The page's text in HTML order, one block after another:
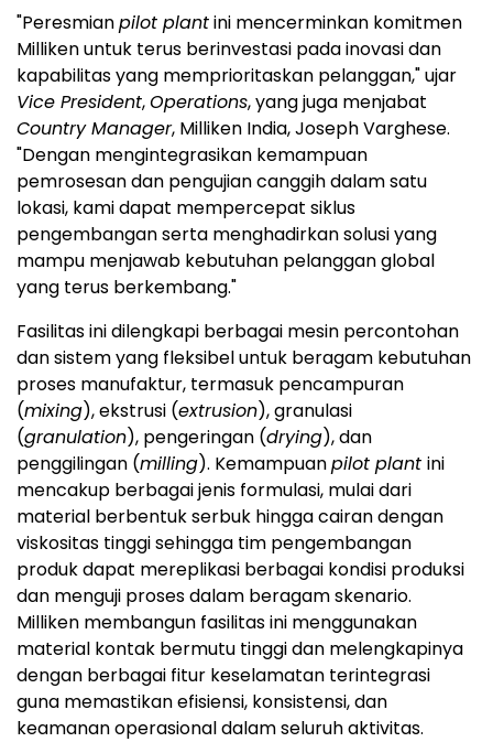
"Peresmianpilot plantini mencerminkan komitmen
Milliken untuk terus berinvestasi pada inovasi dan
kapabilitas yang memprioritaskan pelanggan," ujar
Vice President,Operations, yang juga menjabat
Country Manager, Milliken India, Joseph Varghese.
"Dengan mengintegrasikan kemampuan
pemrosesan dan pengujian canggih dalam satu
lokasi, kami dapat mempercepat siklus
pengembangan serta menghadirkan solusi yang
mampu menjawab kebutuhan pelanggan global
yang terus berkembang."
Fasilitas ini dilengkapi berbagai mesin percontohan
dan sistem yang fleksibel untuk beragam kebutuhan
proses manufaktur, termasuk pencampuran
(mixing), ekstrusi (extrusion), granulasi
(granulation), pengeringan (drying), dan
penggilingan (milling). Kemampuanpilot plant ini
mencakup berbagai jenis formulasi, mulai dari
material berbentuk serbuk hingga cairan dengan
viskositas tinggi sehingga tim pengembangan
produk dapat mereplikasi berbagai kondisi produksi
dan menguji proses dalam beragam skenario.
Milliken membangun fasilitas ini menggunakan
material kontak bermutu tinggi dan melengkapinya
dengan berbagai fitur keselamatan terintegrasi
guna memastikan efisiensi, konsistensi, dan
keamanan operasional dalam seluruh aktivitas.